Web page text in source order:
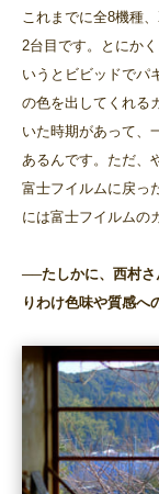
これまでに全8機種
2台目です。とにか
いうとビビッドでパ
の色を出してくれる
いた時期があって、
あるんです。ただ、
富士フイルムに戻っ
には富士フイルムの
──たしかに、西村さ
りわけ色味や質感へ